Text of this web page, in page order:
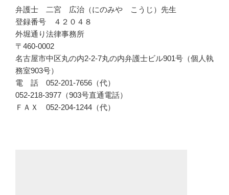
弁護士 二宮 広治（にのみや こうじ）先生
登録番号 ４２０４８
外堀通り法律事務所
〒460-0002
名古屋市中区丸の内2-2-7丸の内弁護士ビル901号（個人執
務室903号）
電 話 052-201-7656（代）
052-218-3977（903号直通電話）
ＦＡＸ 052-204-1244（代）